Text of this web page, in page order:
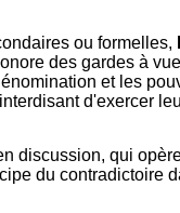
ou formelles,
des gardes à
et les
d'exercer
discussion, qui
du contradictoire